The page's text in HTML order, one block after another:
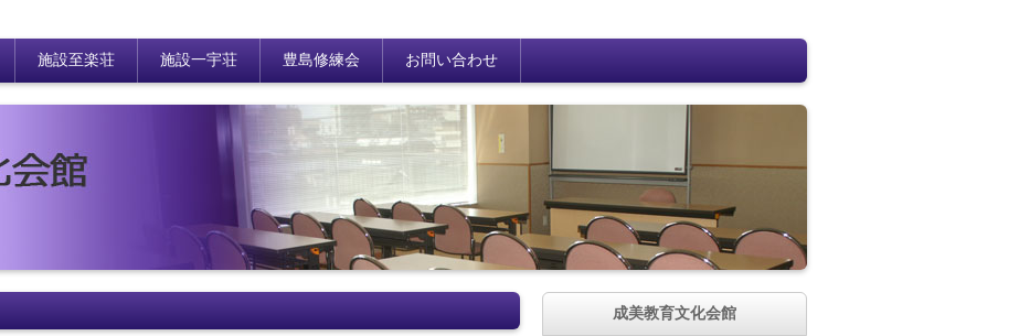
施設至楽荘 施設一宇荘 豊島修練会 お問い合わせ
成美教育文化会館